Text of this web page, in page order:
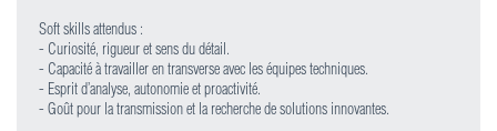
Soft skills attendus :
- Curiosité, rigueur et sens du détail.
- Capacité à travailler en transverse avec les équipes techniques.
- Esprit d’analyse, autonomie et proactivité.
- Goût pour la transmission et la recherche de solutions innovantes.